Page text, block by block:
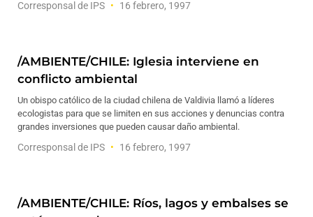
Corresponsal de IPS 16 febrero, 1997
/AMBIENTE/CHILE: Iglesia interviene en
conflicto ambiental
Un obispo católico de la ciudad chilena de Valdivia llamó a líderes
ecologistas para que se limiten en sus acciones y denuncias contra
grandes inversiones que pueden causar daño ambiental.
Corresponsal de IPS 16 febrero, 1997
/AMBIENTE/CHILE: Ríos, lagos y embalses se